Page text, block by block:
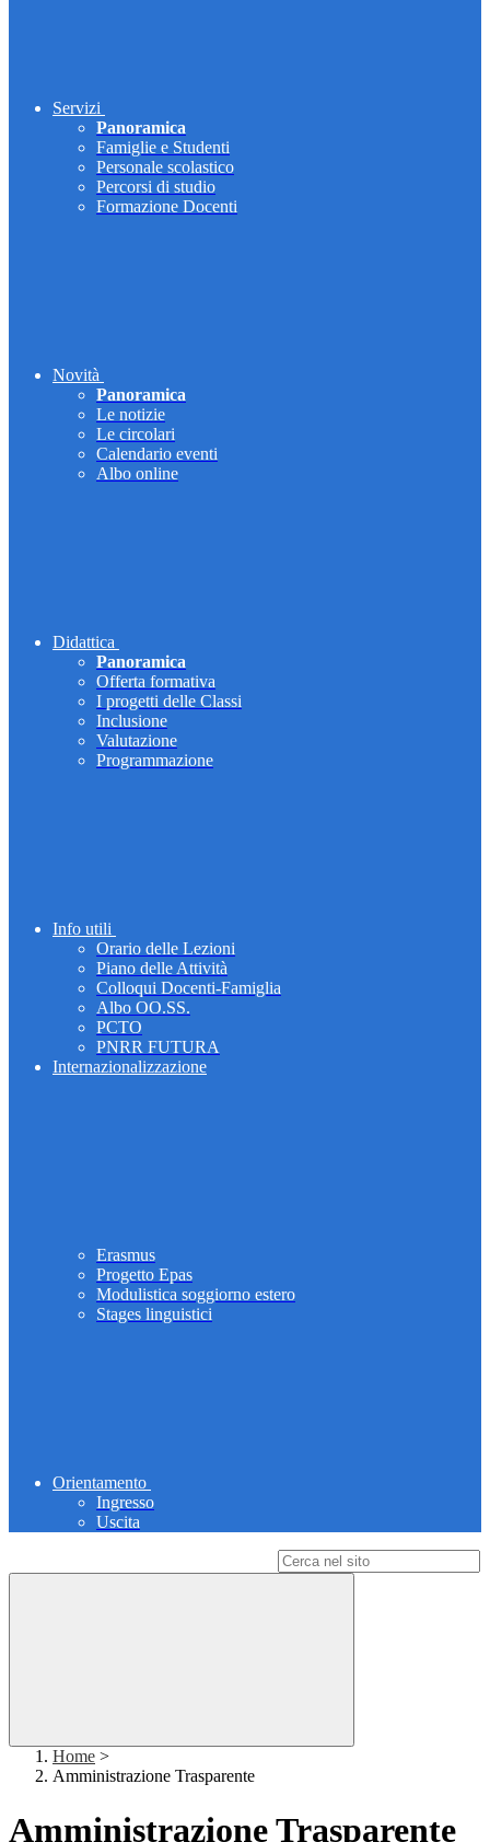
Servizi
Panoramica
Famiglie e Studenti
Personale scolastico
Percorsi di studio
Formazione Docenti
Novità
Panoramica
Le notizie
Le circolari
Calendario eventi
Albo online
Didattica
Panoramica
Offerta formativa
I progetti delle Classi
Inclusione
Valutazione
Programmazione
Info utili
Orario delle Lezioni
Piano delle Attività
Colloqui Docenti-Famiglia
Albo OO.SS.
PCTO
PNRR FUTURA
Internazionalizzazione
Erasmus
Progetto Epas
Modulistica soggiorno estero
Stages linguistici
Orientamento
Ingresso
Uscita
Home >
Amministrazione Trasparente
Amministrazione Trasparente